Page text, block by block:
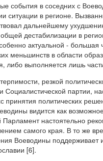
события в соседних с
ситуации в регионе.
дальнейшему
дестабилизации в
актуальной - большая
меньшинств в области
либо выполняется лишь
резкой
партии,
принятия политических
видится как
Парламент настоятельно
самого края. В то же
Воеводины поддерживает
[6].